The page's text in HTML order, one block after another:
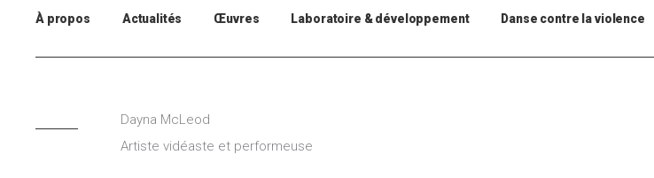
À propos Actualités Œuvres Laboratoire & développement Danse contre la violence
Dayna McLeod
Artiste vidéaste et performeuse